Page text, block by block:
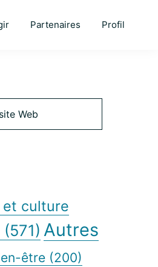
Partenaires Profil
culture
(571) Autres
être (200)